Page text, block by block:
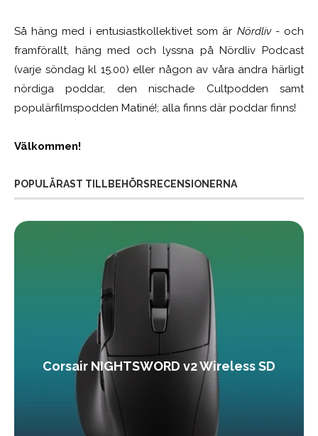
Så häng med i entusiastkollektivet som är Nördliv- och
framförallt, häng med och lyssna på Nördliv Podcast
(varje söndag kl 15.00) eller någon av våra andra härligt
nördiga poddar, den nischade Cultpodden samt
populärfilmspodden Matiné!; alla finns där poddar finns!
Välkommen!
POPULÄRAST TILLBEHÖRSRECENSIONERNA
Corsair NIGHTSWORD v2 Wireless SD